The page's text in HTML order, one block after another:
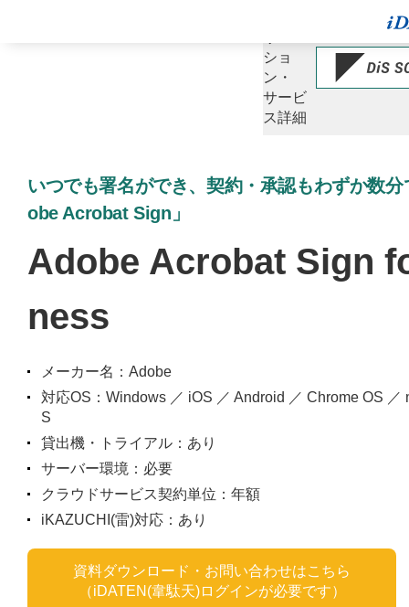
ショ
ン・
サービ
ス詳細
いつでも署名ができ、契約・承認もわずか数
obe Acrobat Sign」
Adobe Acrobat Sign
ness
メーカー名：Adobe
対応OS：Windows ／ iOS ／ Android ／ Chrome OS ／
S
貸出機・トライアル：あり
サーバー環境：必要
クラウドサービス契約単位：年額
iKAZUCHI(雷)対応：あり
資料ダウンロード・お問い合わせはこちら
（iDATEN(韋駄天)ログインが必要です）